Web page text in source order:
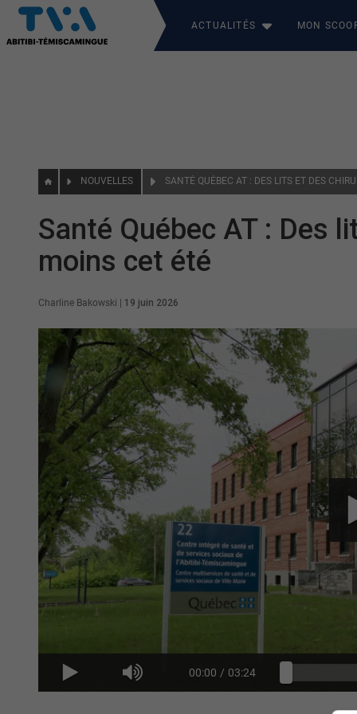
ACTUALITÉS MON
NOUVELLES
Santé Québec AT : Des
moins cet été
Charline Bakowski 19 juin 2026
00:00 / 03:24